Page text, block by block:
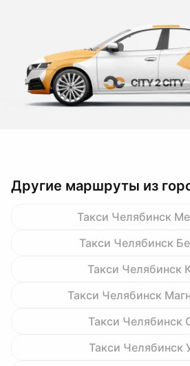
Другие маршруты из
Такси Челябинск
Такси Челябинск
Такси Челябинск
Такси Челябинск
Такси Челябинск
Такси Челябинск